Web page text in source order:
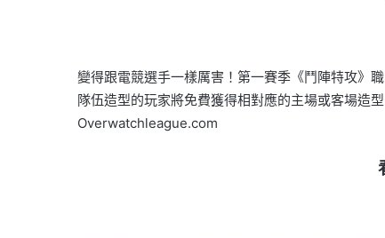
變得跟電競選手一樣厲害！第一賽季《鬥陣特攻》
隊伍造型的玩家將免費獲得相對應的主場或客場造
Overwatchleague.com